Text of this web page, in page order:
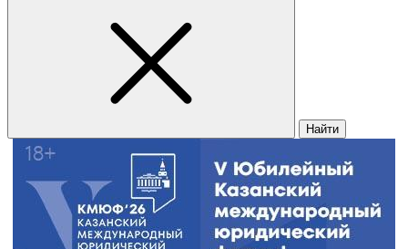
Найти